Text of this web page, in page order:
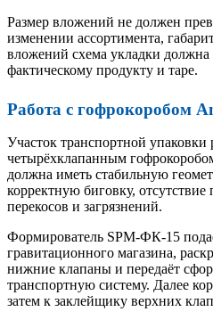
Размер вложений не должен
изменении ассортимента,
вложений схема укладки должна
фактическому продукту и таре.
Работа с гофрокоробом
Участок транспортной упаковки
четырёхклапанным
должна иметь стабильную
корректную биговку,
перекосов и загрязнений.
Формирователь SPM-ФК-15
гравитационного магазина,
нижние клапаны и передаёт
транспортную систему. Далее
затем к заклейщику верхних